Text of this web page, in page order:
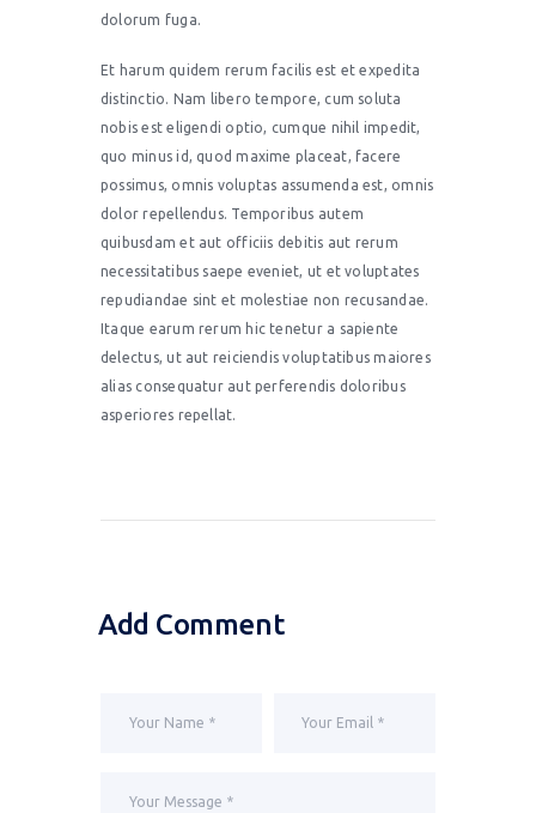
dolorum fuga.
Et harum quidem rerum facilis est et expedita
distinctio. Nam libero tempore, cum soluta
nobis est eligendi optio, cumque nihil impedit,
quo minus id, quod maxime placeat, facere
possimus, omnis voluptas assumenda est, omnis
dolor repellendus. Temporibus autem
quibusdam et aut officiis debitis aut rerum
necessitatibus saepe eveniet, ut et voluptates
repudiandae sint et molestiae non recusandae.
Itaque earum rerum hic tenetur a sapiente
delectus, ut aut reiciendis voluptatibus maiores
alias consequatur aut perferendis doloribus
asperiores repellat.
Add Comment